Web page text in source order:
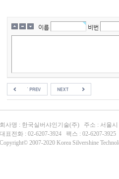
이름 비번
회사명 : 한국실버샤인기술(주) 주소 : 서울
대표전화 : 02-6207-3924 팩스 : 02-6207-
Copyright© 2007-2020 Korea Silvershine